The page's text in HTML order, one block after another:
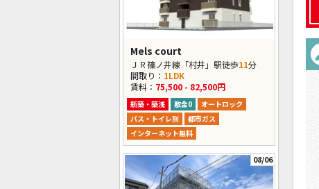
Mels court
ＪＲ篠ノ井線「村井」駅徒歩11分
間取り： 1LDK
賃料： 75,500 - 82,500円
新築・築浅 敷金0
オートロック
バス・トイレ別
都市ガス
インターネット無料
08/06